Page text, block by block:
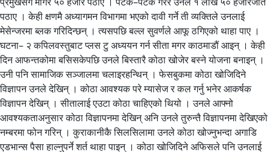
पठाए । केही क्षणमै अध्यागमन विभागमा भएको दावी गर्ने ती व्यक्तिले उनलाई
मेसेन्जरमा ब्लक गरिदिन्छन् । त्यसपछि बल्ल सुवर्णले आफू ठगिएको थाहा पाए ।
घटना– २ कपिलवस्तुबाट प्लस टु अध्ययन गर्न सीता मगर काठमाडौं आइन् । केही
दिन आफन्तकोमा बसिसकेपछि उनले बिस्तारै कोठा खोजेर बस्ने योजना बनाइन् ।
उनी पनि सामाजिक सञ्जालमा चलाइरहन्थिन् । फेसबुकमा कोठा खोजिदिने
विज्ञापन उनले देखिन् । कोठा आवश्यक परे म्यासेज र कल गर्नु भनेर आकर्षक
विज्ञापन देखिन् । सीतालाई एउटा कोठा चाहिएको थियो । उनले आफ्नो
आवश्यकताअनुसार कोठा विज्ञापनमा देखिन् अनि उनले तुरुन्तै विज्ञापनमा देखिएको
नम्बरमा फोन गरिन् । कुराकानीकै सिलसिलामा उनले कोठा खोज्नुभन्दा अगाडि
एडभान्स पैसा हाल्नुपर्ने शर्त थाहा पाइन् । कोठा खोजिदिने अफिसले पनि उनलाई